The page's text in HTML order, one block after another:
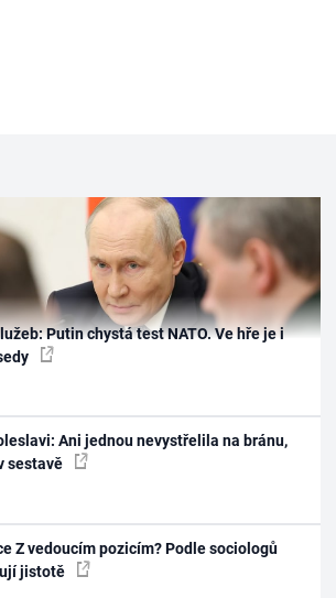
Putin chystá test NATO. Ve hře je i
Ani jednou nevystřelila na bránu,
sestavě
Z vedoucím pozicím? Podle sociologů
jistotě